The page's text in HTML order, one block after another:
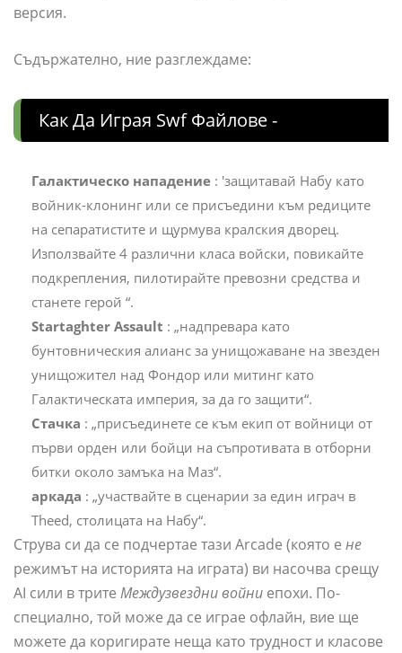
версия.
Съдържателно, ние разглеждаме:
Как Да Играя Swf Файлове -
Галактическо нападение : 'защитавай Набу като
войник-клонинг или се присъедини към редиците
на сепаратистите и щурмува кралския дворец.
Използвайте 4 различни класа войски, повикайте
подкрепления, пилотирайте превозни средства и
станете герой “.
Startaghter Assault : „надпревара като
бунтовническия алианс за унищожаване на звезден
унищожител над Фондор или митинг като
Галактическата империя, за да го защити“.
Стачка : „присъединете се към екип от войници от
първи орден или бойци на съпротивата в отборни
битки около замъка на Маз“.
аркада : „участвайте в сценарии за един играч в
Theed, столицата на Набу“.
Струва си да се подчертае тази Arcade (която е не
режимът на историята на играта) ви насочва срещу
AI сили в трите Междузвездни войни епохи. По-
специално, той може да се играе офлайн, вие ще
можете да коригирате неща като трудност и класове